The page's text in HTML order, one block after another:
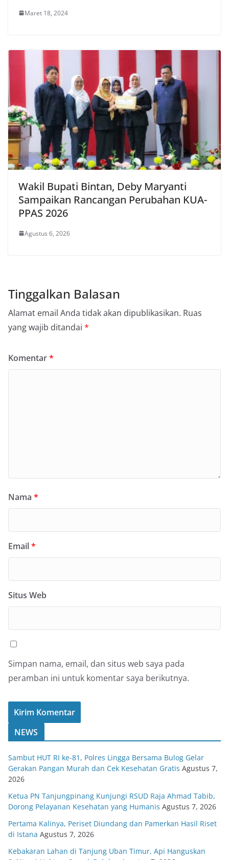
Maret 18, 2024
Wakil Bupati Bintan, Deby Maryanti
Sampaikan Rancangan Perubahan KUA-
PPAS 2026
Agustus 6, 2026
Tinggalkan Balasan
Alamat email Anda tidak akan dipublikasikan. Ruas
yang wajib ditandai *
Komentar*
Nama *
Email*
Situs Web
Simpan nama, email, dan situs web saya pada
peramban ini untuk komentar saya berikutnya.
NEWS
Sambut HUT RI ke-81, Polres Lingga Bersama Bulog Gelar
Gerakan Pangan Murah dan Cek Kesehatan Gratis Agustus 7,
2026
Ketua PN Tanjungpinang Kunjungi RSUD Raja Ahmad Tabib,
Dorong Pelayanan Kesehatan yang Humanis Agustus 7, 2026
Pertama Kalinya, Periset Diundang dan Pamerkan Hasil Riset
di Istana Agustus 7, 2026
Kebakaran Lahan di Tanjung Uban Timur, Api Hanguskan